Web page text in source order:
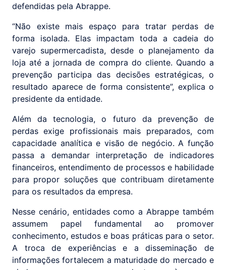
defendidas pela Abrappe.
“Não existe mais espaço para tratar perdas de
forma isolada. Elas impactam toda a cadeia do
varejo supermercadista, desde o planejamento da
loja até a jornada de compra do cliente. Quando a
prevenção participa das decisões estratégicas, o
resultado aparece de forma consistente”, explica o
presidente da entidade.
Além da tecnologia, o futuro da prevenção de
perdas exige profissionais mais preparados, com
capacidade analítica e visão de negócio. A função
passa a demandar interpretação de indicadores
financeiros, entendimento de processos e habilidade
para propor soluções que contribuam diretamente
para os resultados da empresa.
Nesse cenário, entidades como a Abrappe também
assumem papel fundamental ao promover
conhecimento, estudos e boas práticas para o setor.
A troca de experiências e a disseminação de
informações fortalecem a maturidade do mercado e